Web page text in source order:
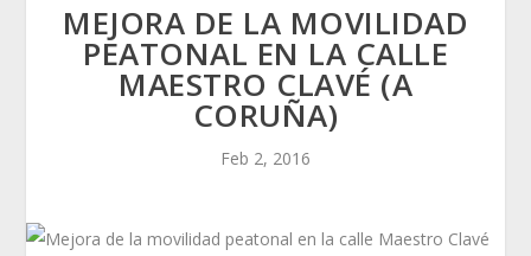
MEJORA DE LA MOVILIDAD
PEATONAL EN LA CALLE
MAESTRO CLAVÉ (A
CORUÑA)
Feb 2, 2016